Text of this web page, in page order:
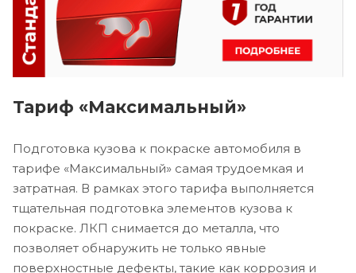
Тариф «Максимальный»
Подготовка кузова к покраске автомобиля в
тарифе «Максимальный» самая трудоемкая и
затратная. В рамках этого тарифа выполняется
тщательная подготовка элементов кузова к
покраске. ЛКП снимается до металла, что
позволяет обнаружить не только явные
поверхностные дефекты, такие как коррозия и